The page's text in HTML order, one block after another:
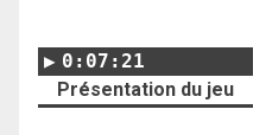
0:07:21
Présentation du jeu